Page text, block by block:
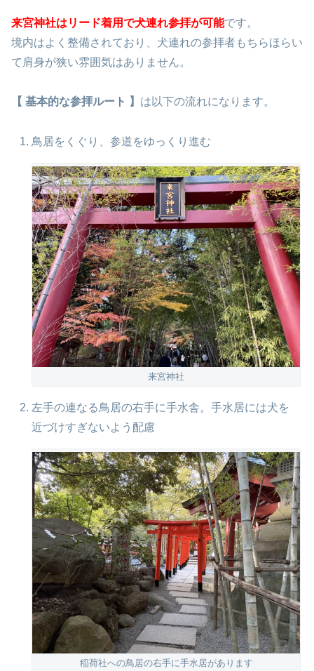
来宮神社は リード着用で犬連れ参拝が可能です。
境内はよく整備されており、犬連れの参拝者もちらほらい
て肩身が狭い雰囲気はありません。
【 基本的な参拝ルート 】 は以下の流れになります。
鳥居をくぐり、参道をゆっくり進む
来宮神社
左手の連なる鳥居の右手に手水舎。手水居には犬を
近づけすぎないよう配慮
稲荷社への鳥居の右手に手水居があります